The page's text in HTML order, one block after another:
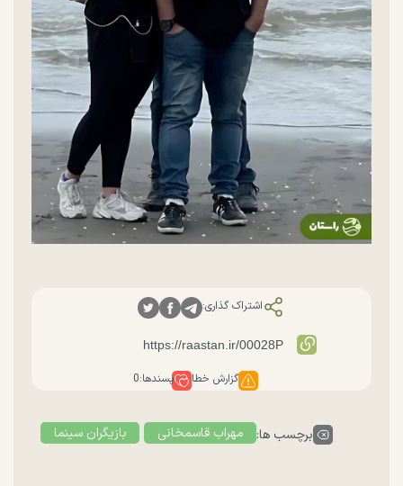
اشتراک گذاری:
گزارش خطا پسندها:0
برچسب ها: مهراب قاسمخانی بازیگران سینما